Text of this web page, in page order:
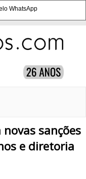
WhatsApp
sanções
e diretoria